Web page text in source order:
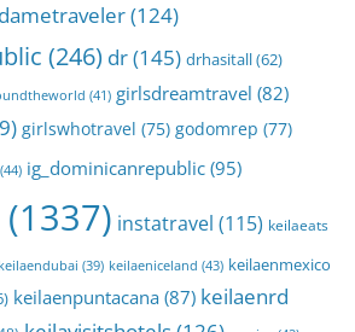
dametraveler(124)
(246) dr(145) drhasitall(62)
(41) girlsdreamtravel (82)
girlswhotravel (75) godomrep (77)
(44) ig_dominicanrepublic (95)
(1337) instatravel (115) keilaeats
keilaendubai (39) keilaeniceland (43) keilaenmexico
keilaenpuntacana (87) keilaenrd